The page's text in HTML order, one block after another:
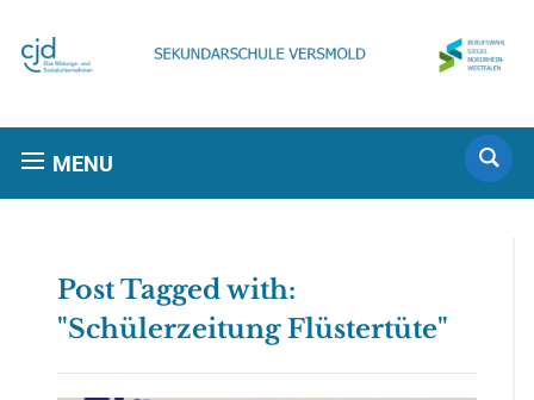
MENU
Post Tagged with:
"Schülerzeitung Flüstertüte"